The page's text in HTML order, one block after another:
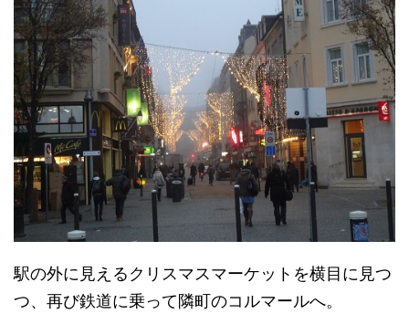
駅の外に見えるクリスマスマーケットを横目に見つ
つ、再び鉄道に乗って隣町のコルマールへ。